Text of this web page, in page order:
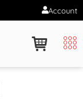
Account